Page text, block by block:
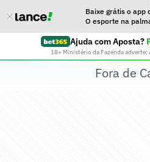
Baixe grátis o app
O esporte na
Ajuda com Aposta?
18+ Ministério da Fazenda
Fora de